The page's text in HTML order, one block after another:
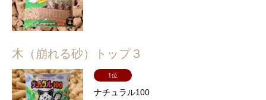
木（崩れる砂）トップ３
1位
ナチュラル100